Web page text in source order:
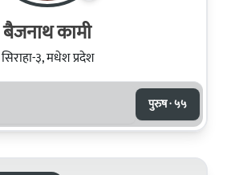
बैजनाथ कामी
सिराहा-३, मधेश प्रदेश
पुरुष · ५५